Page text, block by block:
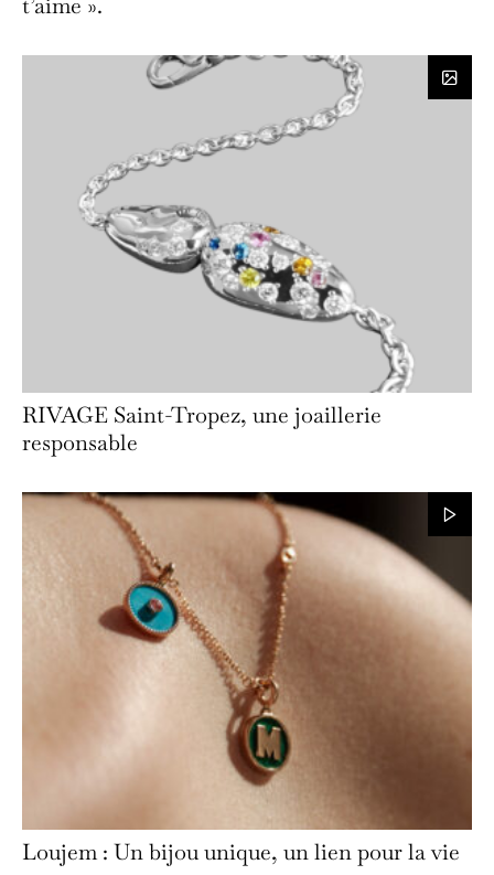
RIVAGE Saint-Tropez, une joaillerie
responsable
Loujem : Un bijou unique, un lien pour la vie